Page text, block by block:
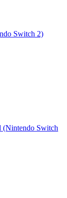
Switch 2)
(Nintendo Switch